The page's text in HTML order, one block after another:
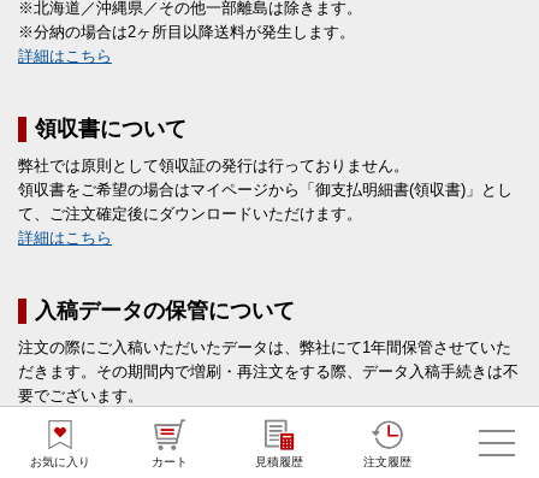
お気に入り カート 見積履歴 注文履歴
※北海道／沖縄県／その他一部離島は除きます。
※分納の場合は2ヶ所目以降送料が発生します。
詳細はこちら
領収書について
弊社では原則として領収証の発行は行っておりません。
領収書をご希望の場合はマイページから「御支払明細書(領収書)」とし
て、ご注文確定後にダウンロードいただけます。
詳細はこちら
入稿データの保管について
注文の際にご入稿いただいたデータは、弊社にて1年間保管させていた
だきます。その期間内で増刷・再注文をする際、データ入稿手続きは不
要でございます。
個人情報について